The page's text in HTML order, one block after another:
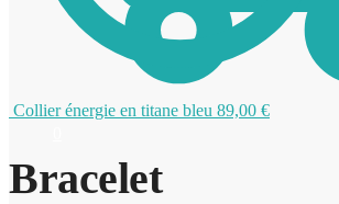
Collier énergie en titane bleu 89,00 €
Bracelet